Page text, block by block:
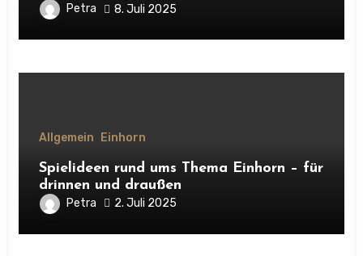
Petra 8. Juli 2025
Allgemein Einhorn
Spielideen rund ums Thema Einhorn – für
drinnen und draußen
Petra 2. Juli 2025